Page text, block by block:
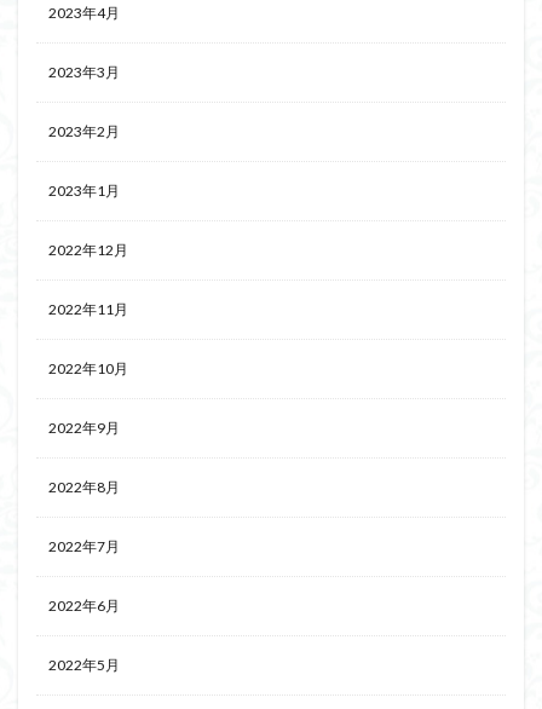
2023年4月
2023年3月
2023年2月
2023年1月
2022年12月
2022年11月
2022年10月
2022年9月
2022年8月
2022年7月
2022年6月
2022年5月